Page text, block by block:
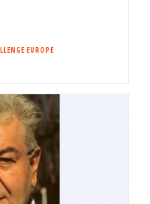
EUROPE